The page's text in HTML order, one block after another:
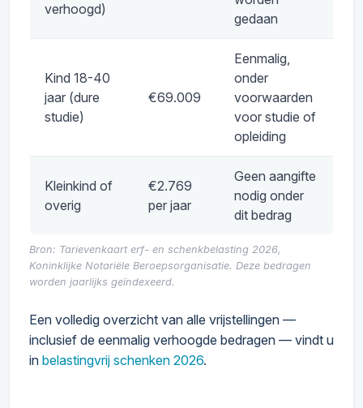
verhoogd)
gedaan
Kind 18-40
jaar (dure
studie)
€69.009
Eenmalig,
onder
voorwaarden
voor studie of
opleiding
Kleinkind of
overig
€2.769
per jaar
Geen aangifte
nodig onder
dit bedrag
Bron: Tarievenkaart erf- en schenkbelasting 2026,
Koninklijke Notariële Beroepsorganisatie. Deze bedragen
worden jaarlijks geïndexeerd.
Een volledig overzicht van alle vrijstellingen —
inclusief de eenmalig verhoogde bedragen — vindt u
in belastingvrij schenken 2026.